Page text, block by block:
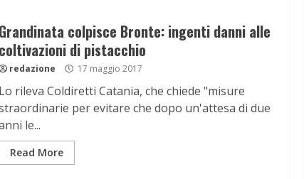
Grandinata colpisce Bronte: ingenti danni alle
coltivazioni di pistacchio
redazione 17 maggio 2017
Lo rileva Coldiretti Catania, che chiede "misure
per evitare che dopo un'attesa di due
le...
Read More